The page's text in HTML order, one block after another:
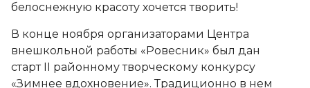
белоснежную красоту хочется творить!
В конце ноября организаторами Центра
внешкольной работы «Ровесник» был дан
старт II районному творческому конкурсу
«Зимнее вдохновение». Традиционно в нем